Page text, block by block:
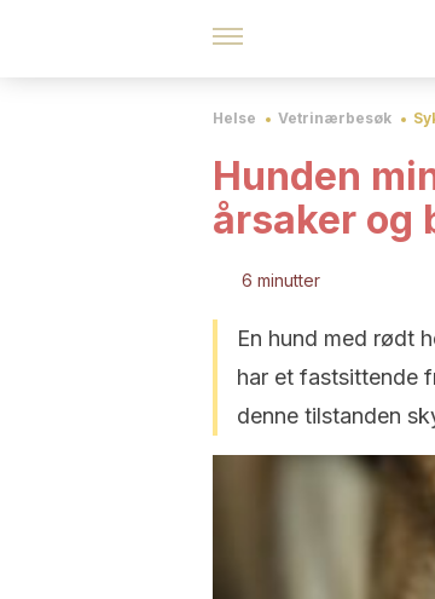
Helse Vetrinærbesøk
Hunden
årsaker og
6 minutter
En hund med rødt
har et fastsittende
denne tilstanden